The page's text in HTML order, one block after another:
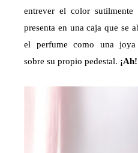
entrever el color
presenta en una caja que se
el perfume como una joya
sobre su propio pedestal.